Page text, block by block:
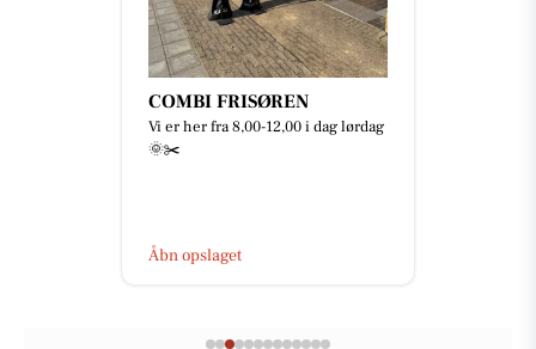
COMBI FRISØREN
Vi er her fra 8,00-12,00 i dag lørdag
🌞✂️
Åbn opslaget